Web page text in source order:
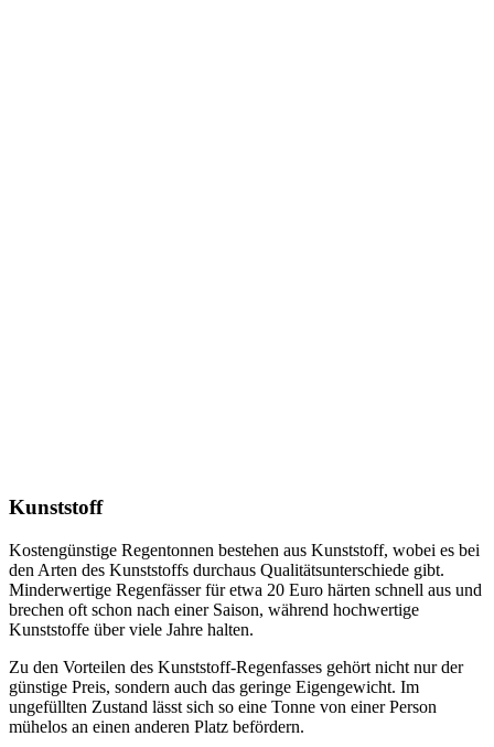
Kunststoff
Kostengünstige Regentonnen bestehen aus Kunststoff, wobei es bei
den Arten des Kunststoffs durchaus Qualitätsunterschiede gibt.
Minderwertige Regenfässer für etwa 20 Euro härten schnell aus und
brechen oft schon nach einer Saison, während hochwertige
Kunststoffe über viele Jahre halten.
Zu den Vorteilen des Kunststoff-Regenfasses gehört nicht nur der
günstige Preis, sondern auch das geringe Eigengewicht. Im
ungefüllten Zustand lässt sich so eine Tonne von einer Person
mühelos an einen anderen Platz befördern.